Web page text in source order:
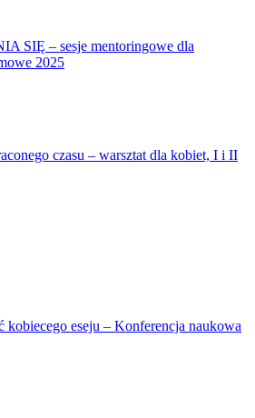
SIĘ – sesje mentoringowe dla
2025
czasu – warsztat dla kobiet, I i II
kobiecego eseju – Konferencja naukowa